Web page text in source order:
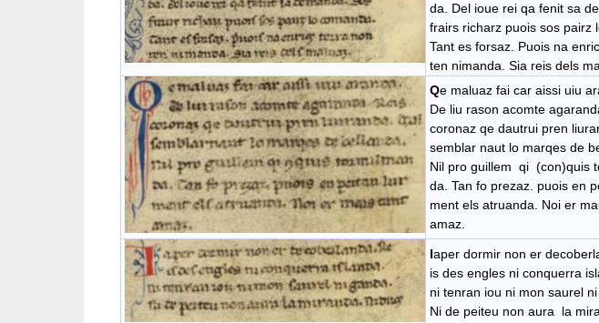
da. Del ioue rei qa fenit sa
frairs richarz puois sos pairz
Tant es forsaz. Puois na
ten nimanda. Sia reis dels
Qe maluaz fai car aissi uiu
De liu rason acomte
coronaz qe dautrui pren
semblar naut lo marqes de
Nil pro guillem qi (con)quis
da. Tan fo prezaz. puois en
ment els atruanda. Noi er
amaz.
Iaper dormir non er
is des engles ni conquerra
ni tenran iou ni mon saurel
Ni de peiteu non aura la